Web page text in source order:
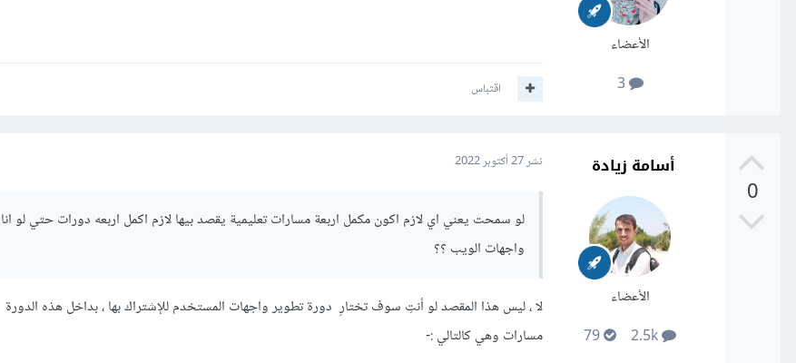
الأعضاء
3
اقتباس
0
أسامة زيادة
الأعضاء
نشر27 أكتوبر 2022
لو سمحت يعني اي لازم اكون مكمل اربعة مسارات تعليمية يقصد بيها لازم اكمل اربعه دورات حتي لو
واجهات الويب ؟؟
لا ، ليس هذا المقصد لو أنتِ سوف تختارِ دورة تطوير واجهات المستخدم للإشتراك بها ، بداخل هذه
مسارات وهي كالتالي :-